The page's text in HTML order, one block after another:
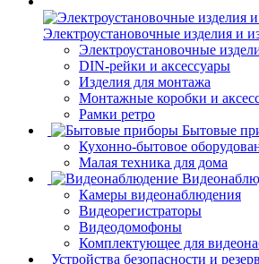
Электроустановочные изделия и
Электроустановочные
DIN-рейки и аксессуары
Изделия для монтажа
Монтажные коробки и
Рамки ретро
Бытовые
Кухонно-бытовое
Малая техника для дома
Камеры видеонаблюдения
Видеорегистраторы
Видеодомофоны
Комплектующее для
Устройства безопасности и